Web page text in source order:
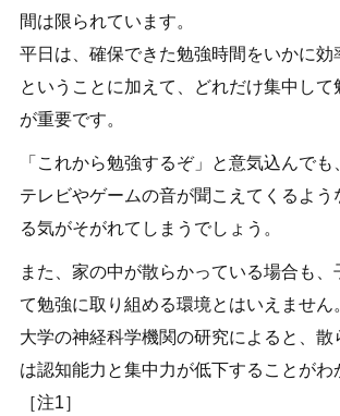
間は限られています。
平日は、確保できた勉強時間をいかに効
ということに加えて、どれだけ集中して
が重要です。
「これから勉強するぞ」と意気込んで
テレビやゲームの音が聞こえてくるよう
る気がそがれてしまうでしょう。
また、家の中が散らかっている場合も、
て勉強に取り組める環境とはいえません
大学の神経科学機関の研究によると、散
は認知能力と集中力が低下することがわ
［注1］